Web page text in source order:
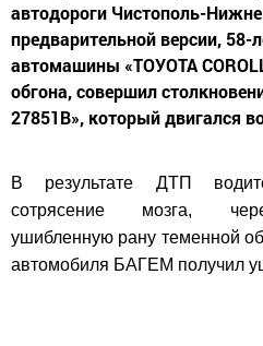
автодороги Чистополь-
предварительной версии, 58-
автомашины «ТОУОТА
обгона, совершил
27851В», который двигался
В результате ДТП
сотрясение мозга,
ушибленную рану теменной
автомобиля БАГЕМ получил